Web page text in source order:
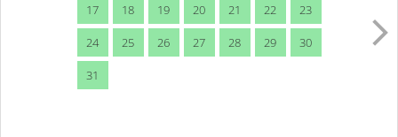
17 18 19 20 21 22 23
24 25 26 27 28 29 30
31